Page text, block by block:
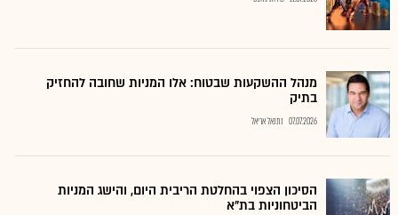
מנהל ההשקעות שבטוח: אלו המניות שחובה להחזיק
בתיק
07.07.2026 נתנאל אריאל
הסיכון הצפוי בהחלטת הריבית היום, והישג המניות
הביטחוניות בת"א